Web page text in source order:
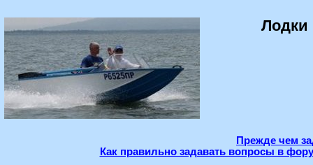
Лодки
Прежде чем
Как правильно задавать вопросы в